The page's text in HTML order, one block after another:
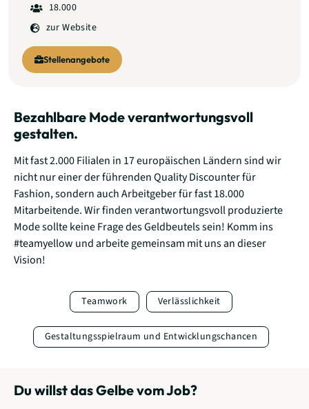
18.000
zur Website
Stellenangebote
Bezahlbare Mode verantwortungsvoll
gestalten.
Mit fast 2.000 Filialen in 17 europäischen Ländern sind wir
nicht nur einer der führenden Quality Discounter für
Fashion, sondern auch Arbeitgeber für fast 18.000
Mitarbeitende. Wir finden verantwortungsvoll produzierte
Mode sollte keine Frage des Geldbeutels sein! Komm ins
#teamyellow und arbeite gemeinsam mit uns an dieser
Vision!
Teamwork Verlässlichkeit
Gestaltungsspielraum und Entwicklungschancen
Du willst das Gelbe vom Job?